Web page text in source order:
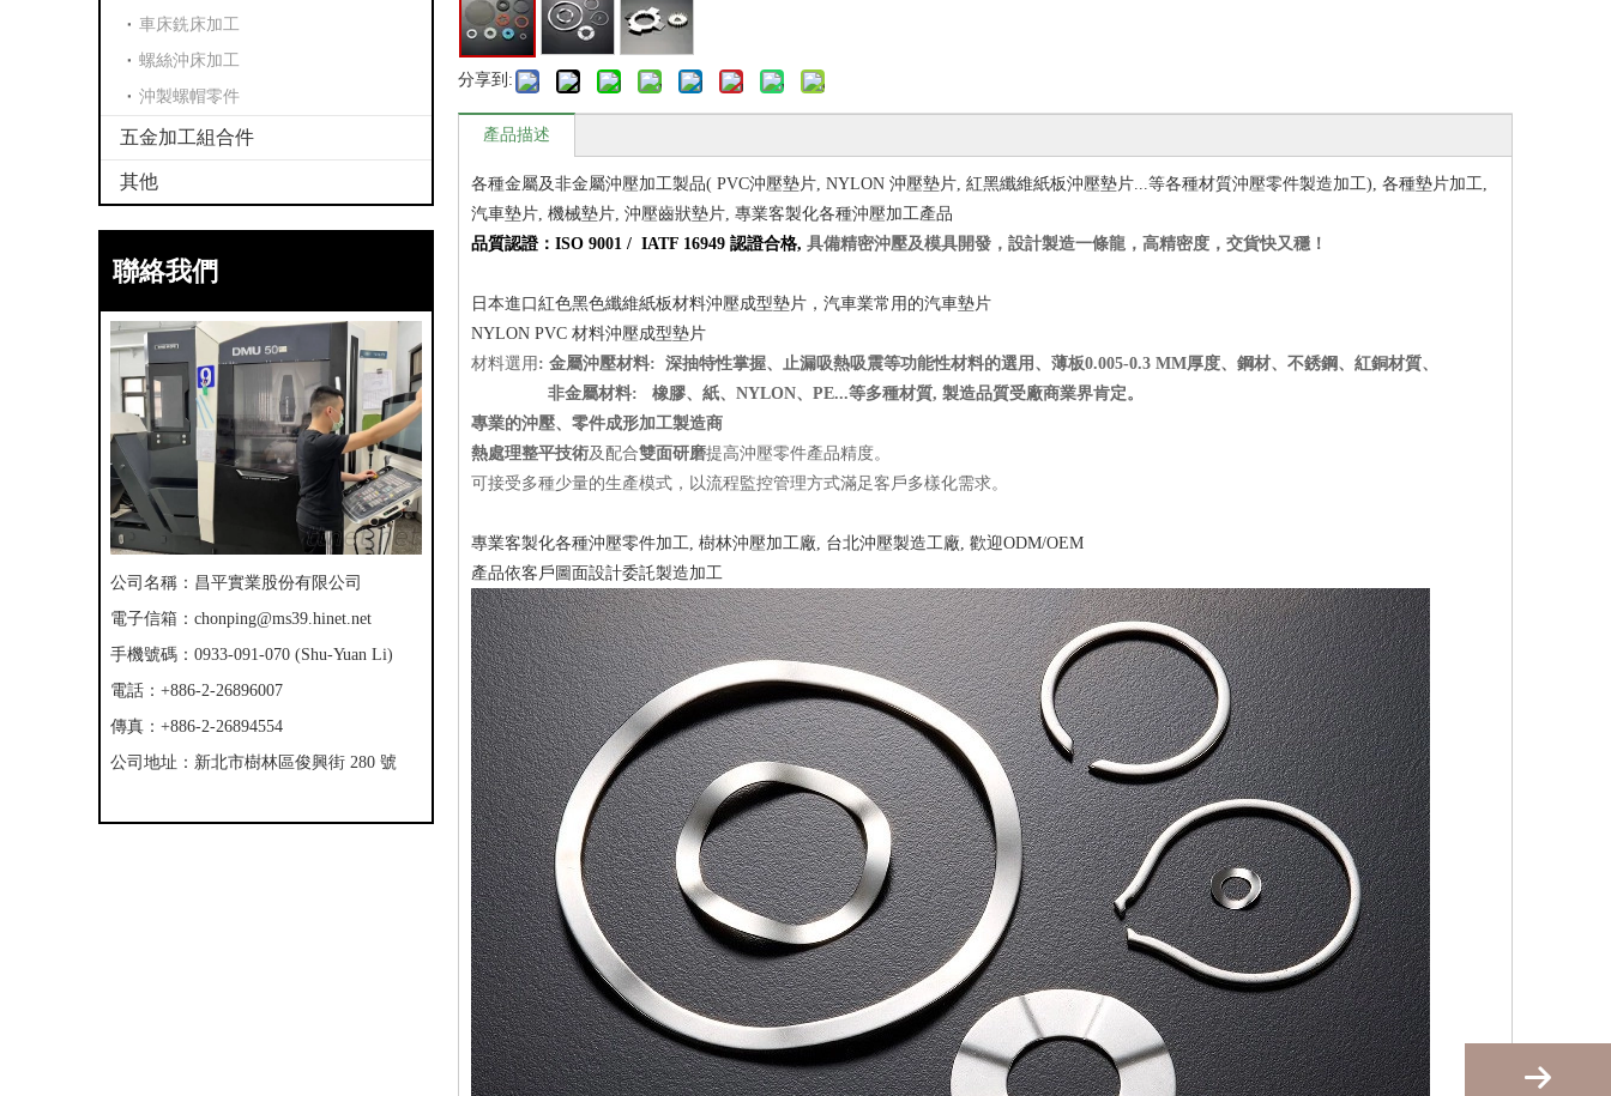
車床銑床加工
螺絲沖床加工
沖製螺帽零件
五金加工組合件
其他
聯絡我們
公司名稱：昌平實業股份有限公司
電子信箱： chonping@ms39.hinet.net
手機號碼：0933-091-070 (Shu-Yuan Li)
電話：+886-2-26896007
傳真：+886-2-26894554
公司地址：新北市樹林區俊興街 280 號
分享到:
產品描述
各種金屬及非金屬沖壓加工製品( PVC沖壓墊片, NYLON 沖壓墊片, 紅黑纖維紙板沖壓墊片...等各種材質沖壓零件製造加工), 各種墊片加工,
汽車墊片, 機械墊片, 沖壓齒狀墊片, 專業客製化各種沖壓加工產品
品質認證：ISO 9001 / IATF 16949 認證合格, 具備精密沖壓及模具開發，設計製造一條龍，高精密度，交貨快又穩！
日本進口紅色黑色纖維紙板材料沖壓成型墊片，汽車業常用的汽車墊片
NYLON PVC 材料沖壓成型墊片
材料選用 : 金屬沖壓材料: 深抽特性掌握、止漏吸熱吸震等功能性材料的選用、薄板0.005-0.3 MM厚度、鋼材、不銹鋼、紅銅材質、
非金屬材料: 橡膠、紙、NYLON、PE...等多種材質, 製造品質受廠商業界肯定。
專業的沖壓、零件成形加工製造商
熱處理整平技術及配合雙面研磨提高沖壓零件產品精度。
可接受多種少量的生產模式，以流程監控管理方式滿足客戶多樣化需求。
專業客製化各種沖壓零件加工, 樹林沖壓加工廠, 台北沖壓製造工廠, 歡迎ODM/OEM
產品依客戶圖面設計委託製造加工